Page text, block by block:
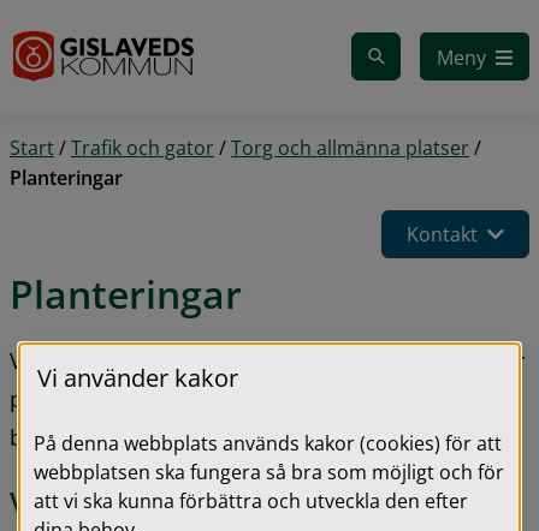
Meny
Start/Trafik och gator/Torg och allmänna platser/
Planteringar
Kontakt
Planteringar
Vi jobbar med att försköna kommunen och sprider
planteringarna över året för invånare och
besökare.
Vårplanteringar
Vi använder kakor
På denna webbplats används kakor (cookies) för att
webbplatsen ska fungera så bra som möjligt och för
att vi ska kunna förbättra och utveckla den efter